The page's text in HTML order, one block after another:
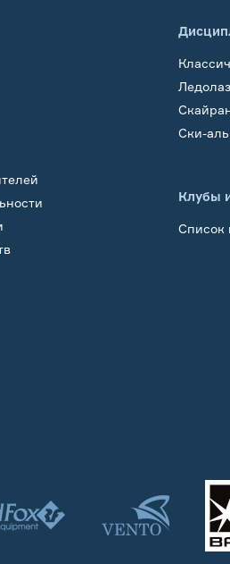
Ски-
Клубы
Список